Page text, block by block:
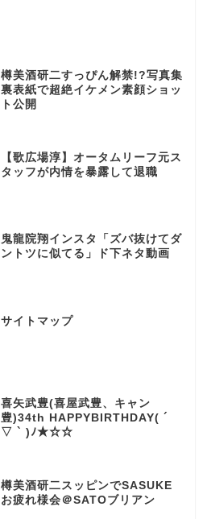
樽美酒研二すっぴん解禁!?写真集
裏表紙で超絶イケメン素顔ショッ
ト公開
【歌広場淳】オータムリーフ元ス
タッフが内情を暴露して退職
鬼龍院翔インスタ「ズバ抜けてダ
ントツに似てる」ド下ネタ動画
サイトマップ
喜矢武豊(喜屋武豊、キャン
豊)34th HAPPYBIRTHDAY( ´
▽ ` )ﾉ★☆☆
樽美酒研二スッピンでSASUKE
お疲れ様会＠SATOブリアン